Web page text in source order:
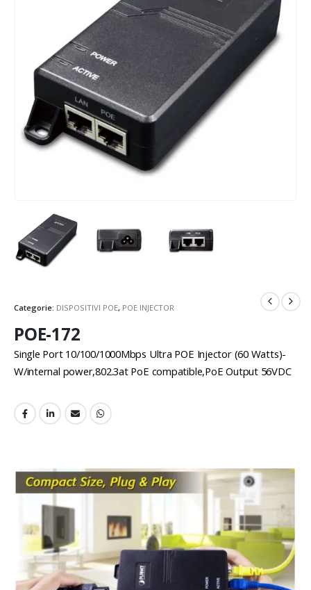
Categorie: DISPOSITIVI POE, POE INJECTOR
POE-172
Single Port 10/100/1000Mbps Ultra POE Injector (60 Watts)-
W/internal power,802.3at PoE compatible,PoE Output 56VDC